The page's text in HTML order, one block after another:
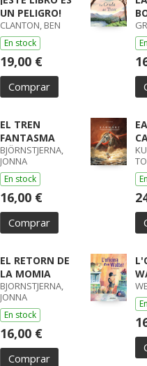
UN PELIGRO!
CLANTON, BEN
En stock
19,00 €
Comprar
EL TREN
FANTASMA
BJÖRNSTJERNA,
JONNA
En stock
16,00 €
Comprar
EL RETORN DE
LA MOMIA
BJORNSTJERNA,
JONNA
En stock
16,00 €
Comprar